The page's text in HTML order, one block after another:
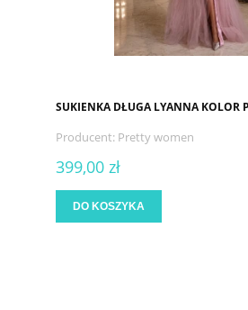
SUKIENKA DŁUGA LYANNA KOLOR
Producent: Pretty women
399,00 zł
DO KOSZYKA